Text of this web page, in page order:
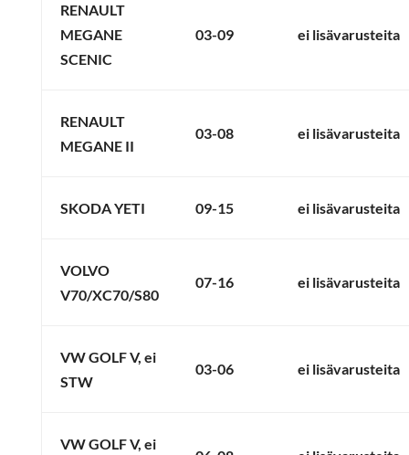
RENAULT
MEGANE
SCENIC
03-09 ei lisävarusteita
RENAULT
MEGANE II
03-08 ei lisävarusteita
SKODA YETI 09-15 ei lisävarusteita
VOLVO
V70/XC70/S80
07-16 ei lisävarusteita
VW GOLF V, ei
STW
03-06 ei lisävarusteita
VW GOLF V, ei